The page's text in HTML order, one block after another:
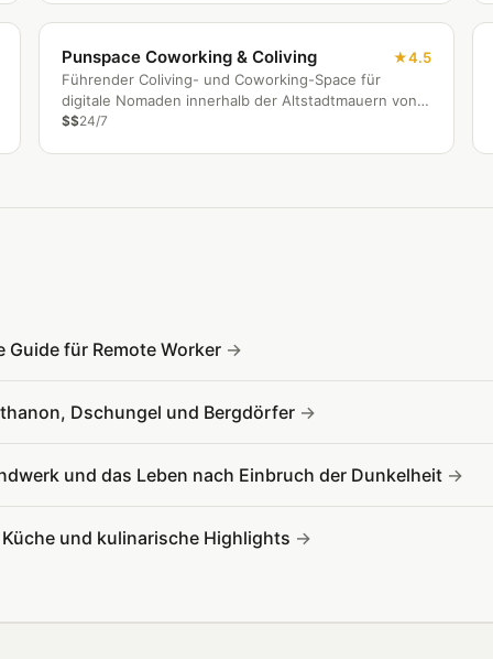
Punspace Coworking & Coliving
4.5
Führender Coliving- und Coworking-Space für
digitale Nomaden innerhalb der Altstadtmauern von
Chiang Mai.
$$24/7
für Remote Worker
Dschungel und Bergdörfer
und das Leben nach Einbruch der Dunkelheit
und kulinarische Highlights